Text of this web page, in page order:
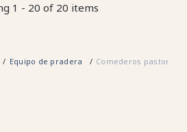
1 - 20 of 20 items
Equipo de pradera Comederos pastor